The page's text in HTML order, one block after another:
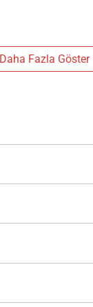
Daha Fazla Göster